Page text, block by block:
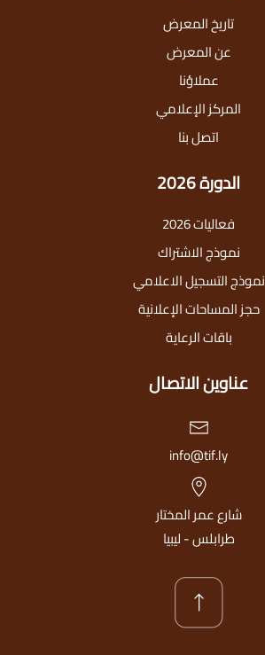
تاريخ المعرض
عن المعرض
عملاؤنا
المركز الإعلامي
اتصل بنا
الدورة 2026
فعاليات 2026
نموذج الاشتراك
نموذج التسجيل الاعلامي
حجز المساحات الإعلانية
باقات الرعاية
عناوين الاتصال
info@tif.ly
شارع عمر المختار
طرابلس - ليبيا